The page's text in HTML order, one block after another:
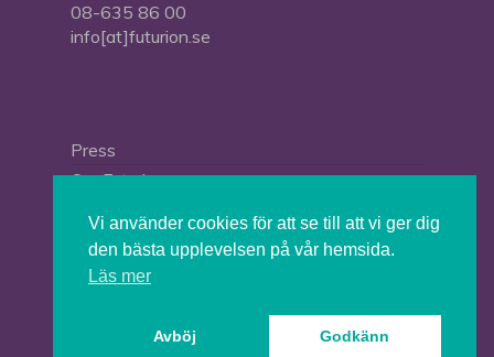
08-635 86 00
info[at]futurion.se
Press
Om Futurion
Vi använder cookies för att se till att vi ger dig
den bästa upplevelsen på vår hemsida.
Läs mer
Avböj Godkänn